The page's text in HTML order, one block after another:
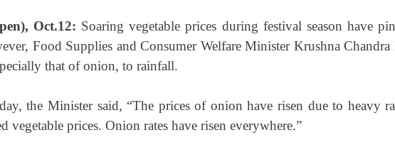
Oct.12: Soaring vegetable prices during festival season have
Food Supplies and Consumer Welfare Minister Krushna Chandra
that of onion, to rainfall.
the Minister said, “The prices of onion have risen due to heavy
vegetable prices. Onion rates have risen everywhere.”